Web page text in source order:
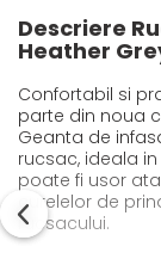
Descriere
Heather
Confortabil si
parte din noua
Geanta de
rucsac, ideala
poate fi usor
curelelor de
rucsacului.